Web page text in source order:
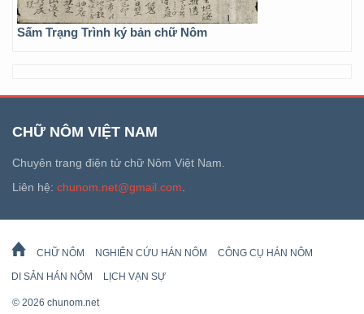
Sấm Trạng Trình ký bản chữ Nôm
CHỮ NÔM VIỆT NAM
Chuyên trang điện tử chữ Nôm Việt Nam.
Liên hệ: chunom.net@gmail.com
CHỮ NÔM NGHIÊN CỨU HÁN NÔM CÔNG CỤ HÁN NÔM
DI SẢN HÁN NÔM LỊCH VẠN SỰ
© 2026 chunom.net